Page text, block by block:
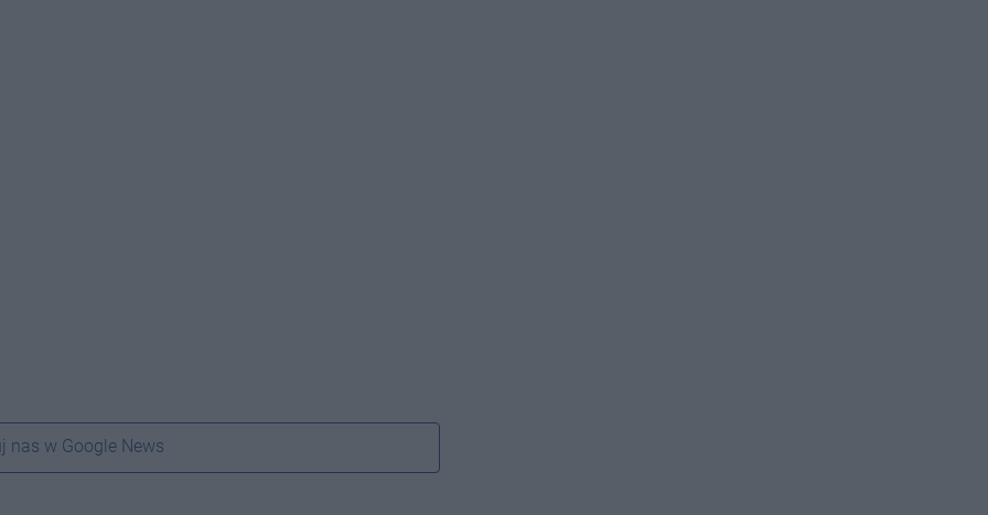
nas w Google News